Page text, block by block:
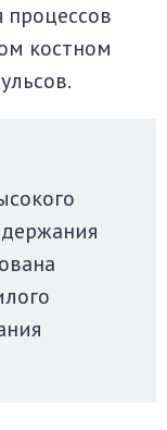
костном